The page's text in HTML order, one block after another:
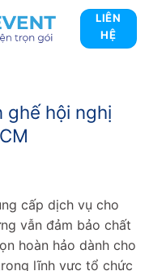
LIÊN
HỆ
ghế hội nghị
cấp dịch vụ cho
vẫn đảm bảo chất
hoàn hảo dành cho
lĩnh vực tổ chức